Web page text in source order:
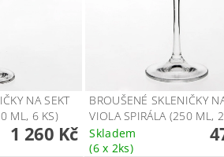
NA SEKT
ML, 6 KS)
1 260 Kč
BROUŠENÉ SKLENIČKY
VIOLA SPIRÁLA (250 ML,
Skladem
(6 x 2ks)